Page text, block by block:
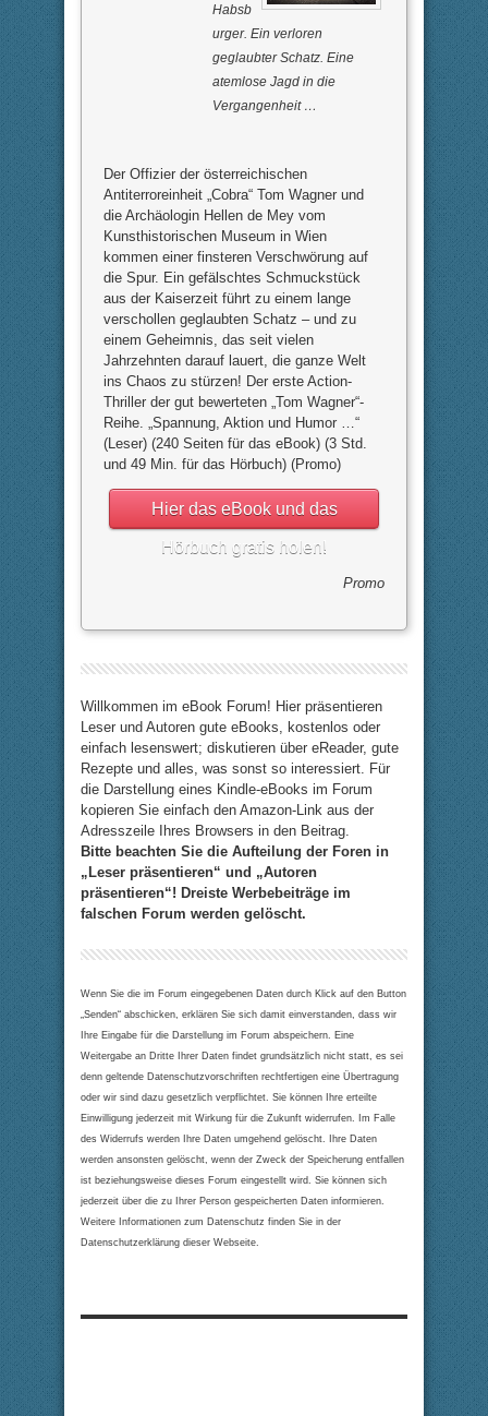
Habsb
urger. Ein verloren
geglaubter Schatz. Eine
atemlose Jagd in die
Vergangenheit …
Der Offizier der österreichischen
Antiterroreinheit „Cobra“ Tom Wagner und
die Archäologin Hellen de Mey vom
Kunsthistorischen Museum in Wien
kommen einer finsteren Verschwörung auf
die Spur. Ein gefälschtes Schmuckstück
aus der Kaiserzeit führt zu einem lange
verschollen geglaubten Schatz – und zu
einem Geheimnis, das seit vielen
Jahrzehnten darauf lauert, die ganze Welt
ins Chaos zu stürzen! Der erste Action-
Thriller der gut bewerteten „Tom Wagner“-
Reihe. „Spannung, Aktion und Humor …“
(Leser) (240 Seiten für das eBook) (3 Std.
und 49 Min. für das Hörbuch) (Promo)
Hier das eBook und das
Hörbuch gratis holen!
Promo
Willkommen im eBook Forum! Hier präsentieren
Leser und Autoren gute eBooks, kostenlos oder
einfach lesenswert; diskutieren über eReader, gute
Rezepte und alles, was sonst so interessiert. Für
die Darstellung eines Kindle-eBooks im Forum
kopieren Sie einfach den Amazon-Link aus der
Adresszeile Ihres Browsers in den Beitrag.
Bitte beachten Sie die Aufteilung der Foren in
„Leser präsentieren“ und „Autoren
präsentieren“! Dreiste Werbebeiträge im
falschen Forum werden gelöscht.
Wenn Sie die im Forum eingegebenen Daten durch Klick auf den Button
„Senden“ abschicken, erklären Sie sich damit einverstanden, dass wir
Ihre Eingabe für die Darstellung im Forum abspeichern. Eine
Weitergabe an Dritte Ihrer Daten findet grundsätzlich nicht statt, es sei
denn geltende Datenschutzvorschriften rechtfertigen eine Übertragung
oder wir sind dazu gesetzlich verpflichtet. Sie können Ihre erteilte
Einwilligung jederzeit mit Wirkung für die Zukunft widerrufen. Im Falle
des Widerrufs werden Ihre Daten umgehend gelöscht. Ihre Daten
werden ansonsten gelöscht, wenn der Zweck der Speicherung entfallen
ist beziehungsweise dieses Forum eingestellt wird. Sie können sich
jederzeit über die zu Ihrer Person gespeicherten Daten informieren.
Weitere Informationen zum Datenschutz finden Sie in der
Datenschutzerklärung dieser Webseite.